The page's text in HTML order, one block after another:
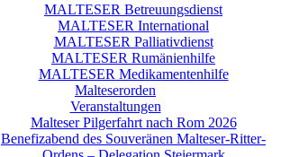
MALTESER Betreuungsdienst
MALTESER International
MALTESER Palliativdienst
MALTESER Rumänienhilfe
MALTESER Medikamentenhilfe
Malteserorden
Veranstaltungen
Malteser Pilgerfahrt nach Rom 2026
Benefizabend des Souveränen Malteser-Ritter-